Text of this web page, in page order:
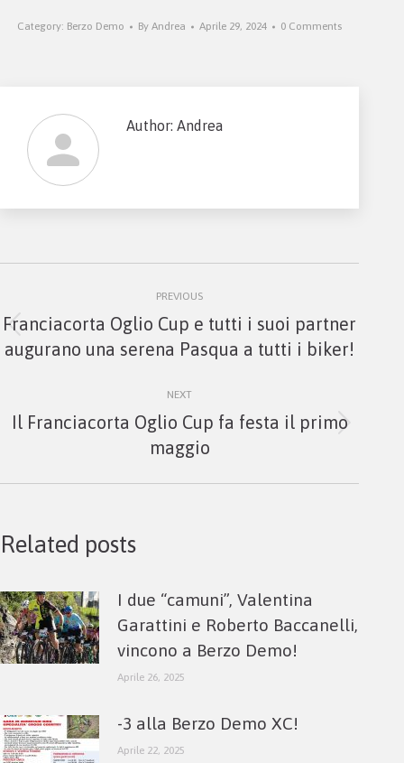
Category: Berzo Demo By Andrea Aprile 29, 2024 0 Comments
Author: Andrea
navigation
PREVIOUS
Previous
post:
Franciacorta Oglio Cup e tutti i suoi partner
augurano una serena Pasqua a tutti i biker!
NEXT
Next
post:
Il Franciacorta Oglio Cup fa festa il primo
maggio
Related posts
I due “camuni”, Valentina
Garattini e Roberto Baccanelli,
vincono a Berzo Demo!
Aprile 26, 2025
-3 alla Berzo Demo XC!
Aprile 22, 2025